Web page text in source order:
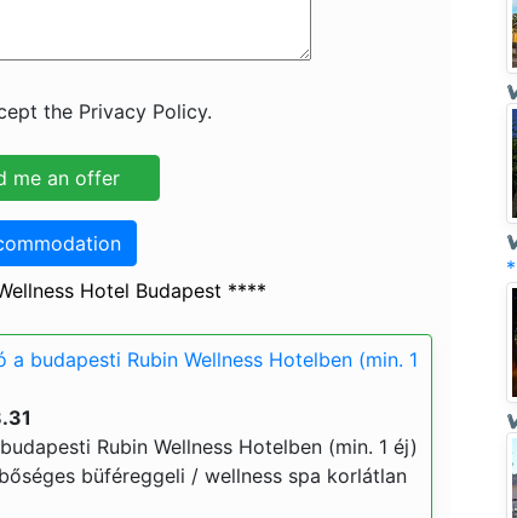
the Privacy Policy.
Hotel Budapest ****
budapesti Rubin Wellness Hotelben (min. 1
Rubin Wellness Hotelben (min. 1 éj)
büféreggeli / wellness spa korlátlan